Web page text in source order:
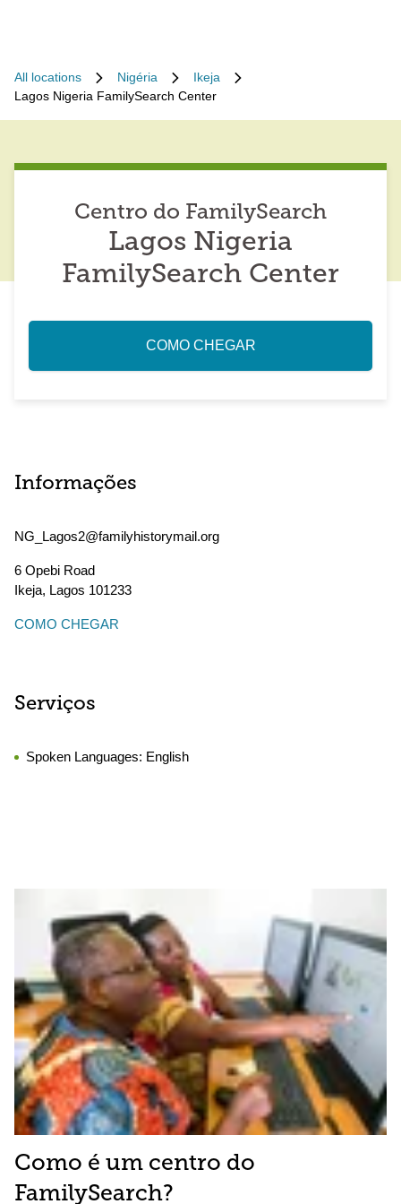
All locations Nigéria
Ikeja
Lagos Nigeria FamilySearch Center
Centro do FamilySearch
Lagos Nigeria
FamilySearch Center
COMO CHEGAR
Informações
NG_Lagos2@familyhistorymail.org
6 Opebi Road
Ikeja, Lagos 101233
COMO CHEGAR
Serviços
Spoken Languages: English
Como é um centro do
FamilySearch?